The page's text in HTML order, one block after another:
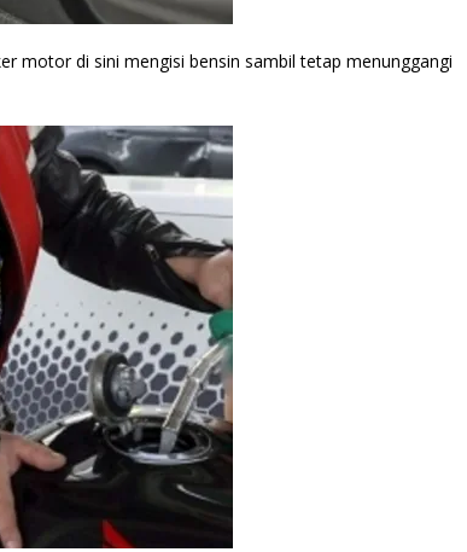
motor di sini mengisi bensin sambil tetap menunggangi